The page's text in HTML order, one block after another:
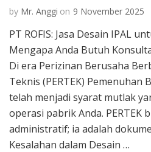
by Mr. Anggi on 9 November 2025
PT ROFIS: Jasa Desain IPAL
Mengapa Anda Butuh
Di era Perizinan Berusaha
Teknis (PERTEK) Pemenuhan
telah menjadi syarat mutlak
operasi pabrik Anda. PERTEK
administratif; ia adalah
Kesalahan dalam Desain …